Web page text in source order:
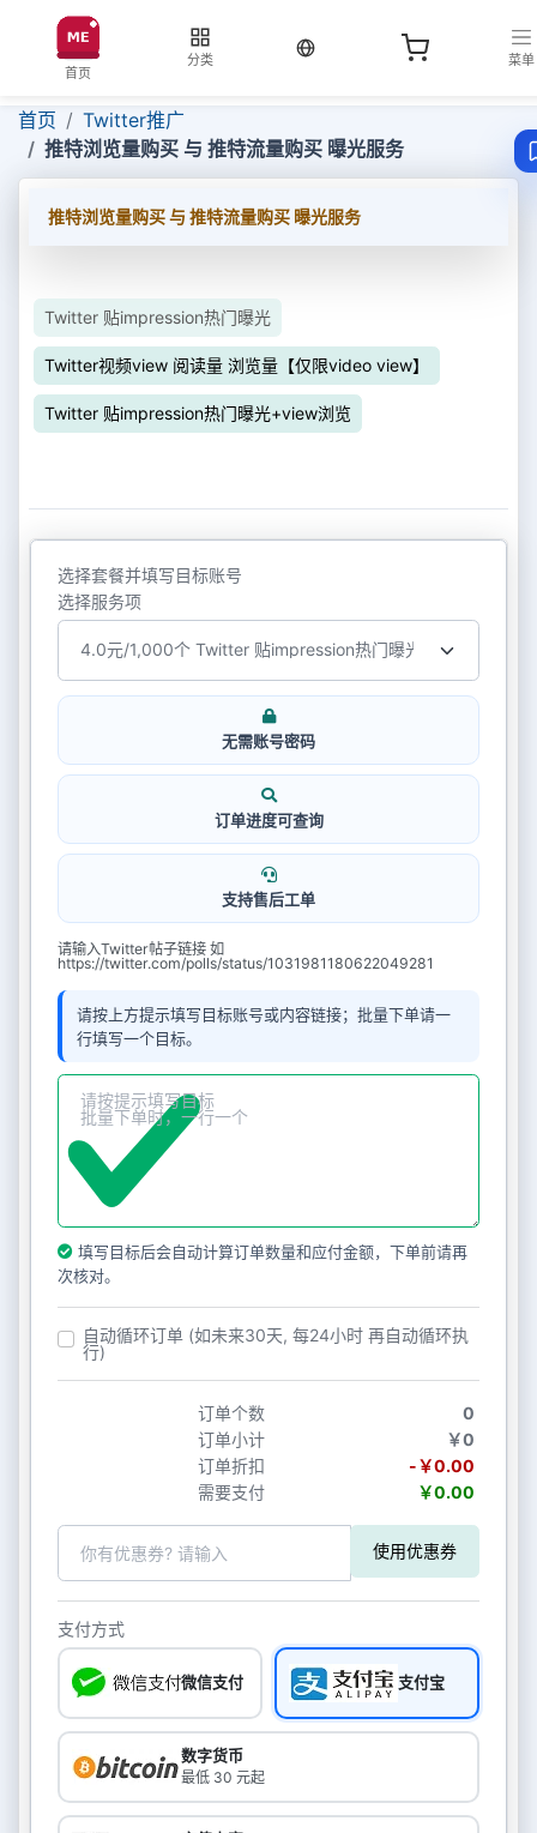
首页
分类
当前语言：中文
菜单
首页
Twitter推广
推特浏览量购买 与 推特流量购买 曝光服务
推特浏览量购买 与 推特流量购买 曝光服务
Twitter 贴impression热门曝光
Twitter视频view 阅读量 浏览量【仅限video view】
Twitter 贴impression热门曝光+view浏览
选择套餐并填写目标账号
选择服务项
无需账号密码
订单进度可查询
支持售后工单
请输入Twitter帖子链接 如
https://twitter.com/polls/status/1031981180622049281
请按上方提示填写目标账号或内容链接；批量下单请一
行填写一个目标。
填写目标后会自动计算订单数量和应付金额，下单前请再
次核对。
自动循环订单 (如未来30天, 每24小时 再自动循环执
行)
订单个数
0
订单小计
￥0
订单折扣
-￥0.00
需要支付
￥0.00
使用优惠券
支付方式
微信支付 支付宝
数字货币
最低 30 元起